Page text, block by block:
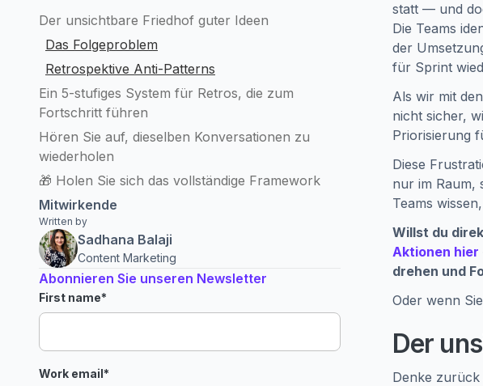
Der unsichtbare Friedhof guter Ideen
Das Folgeproblem
Retrospektive Anti-Patterns
Ein 5-stufiges System für Retros, die zum
Fortschritt führen
Hören Sie auf, dieselben Konversationen zu
wiederholen
🎁 Holen Sie sich das vollständige Framework
Mitwirkende
Written by
Sadhana Balaji
Content Marketing
Abonnieren Sie unseren Newsletter
First name*
Work email*
statt — und
Die Teams
der
für Sprint
Als wir mit
nicht sicher,
Priorisierung
Diese
nur im Raum,
Teams
Willst du
Aktionen hier
drehen und
Oder wenn
Der
Denke zurück